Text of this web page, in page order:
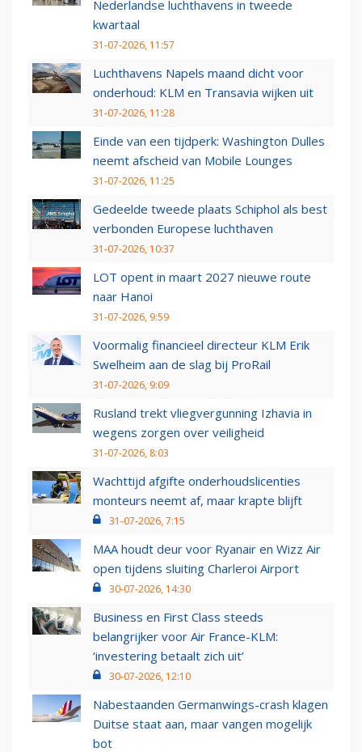
Nederlandse luchthavens in tweede
kwartaal
31-07-2026, 11:57
Luchthavens Napels maand dicht voor
onderhoud: KLM en Transavia wijken uit
31-07-2026, 11:28
Einde van een tijdperk: Washington Dulles
neemt afscheid van Mobile Lounges
31-07-2026, 11:25
Gedeelde tweede plaats Schiphol als best
verbonden Europese luchthaven
31-07-2026, 10:37
LOT opent in maart 2027 nieuwe route
naar Hanoi
31-07-2026, 9:59
Voormalig financieel directeur KLM Erik
Swelheim aan de slag bij ProRail
31-07-2026, 9:09
Rusland trekt vliegvergunning Izhavia in
wegens zorgen over veiligheid
31-07-2026, 8:03
Wachttijd afgifte onderhoudslicenties
monteurs neemt af, maar krapte blijft
31-07-2026, 7:15
MAA houdt deur voor Ryanair en Wizz Air
open tijdens sluiting Charleroi Airport
30-07-2026, 14:30
Business en First Class steeds
belangrijker voor Air France-KLM:
‘investering betaalt zich uit’
30-07-2026, 12:10
Nabestaanden Germanwings-crash klagen
Duitse staat aan, maar vangen mogelijk
bot